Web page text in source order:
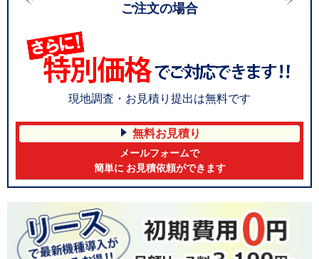
ご注文の場合
現地調査・お見積り提出は無料です
無料お見積り
メールフォームで
簡単に お見積依頼ができます